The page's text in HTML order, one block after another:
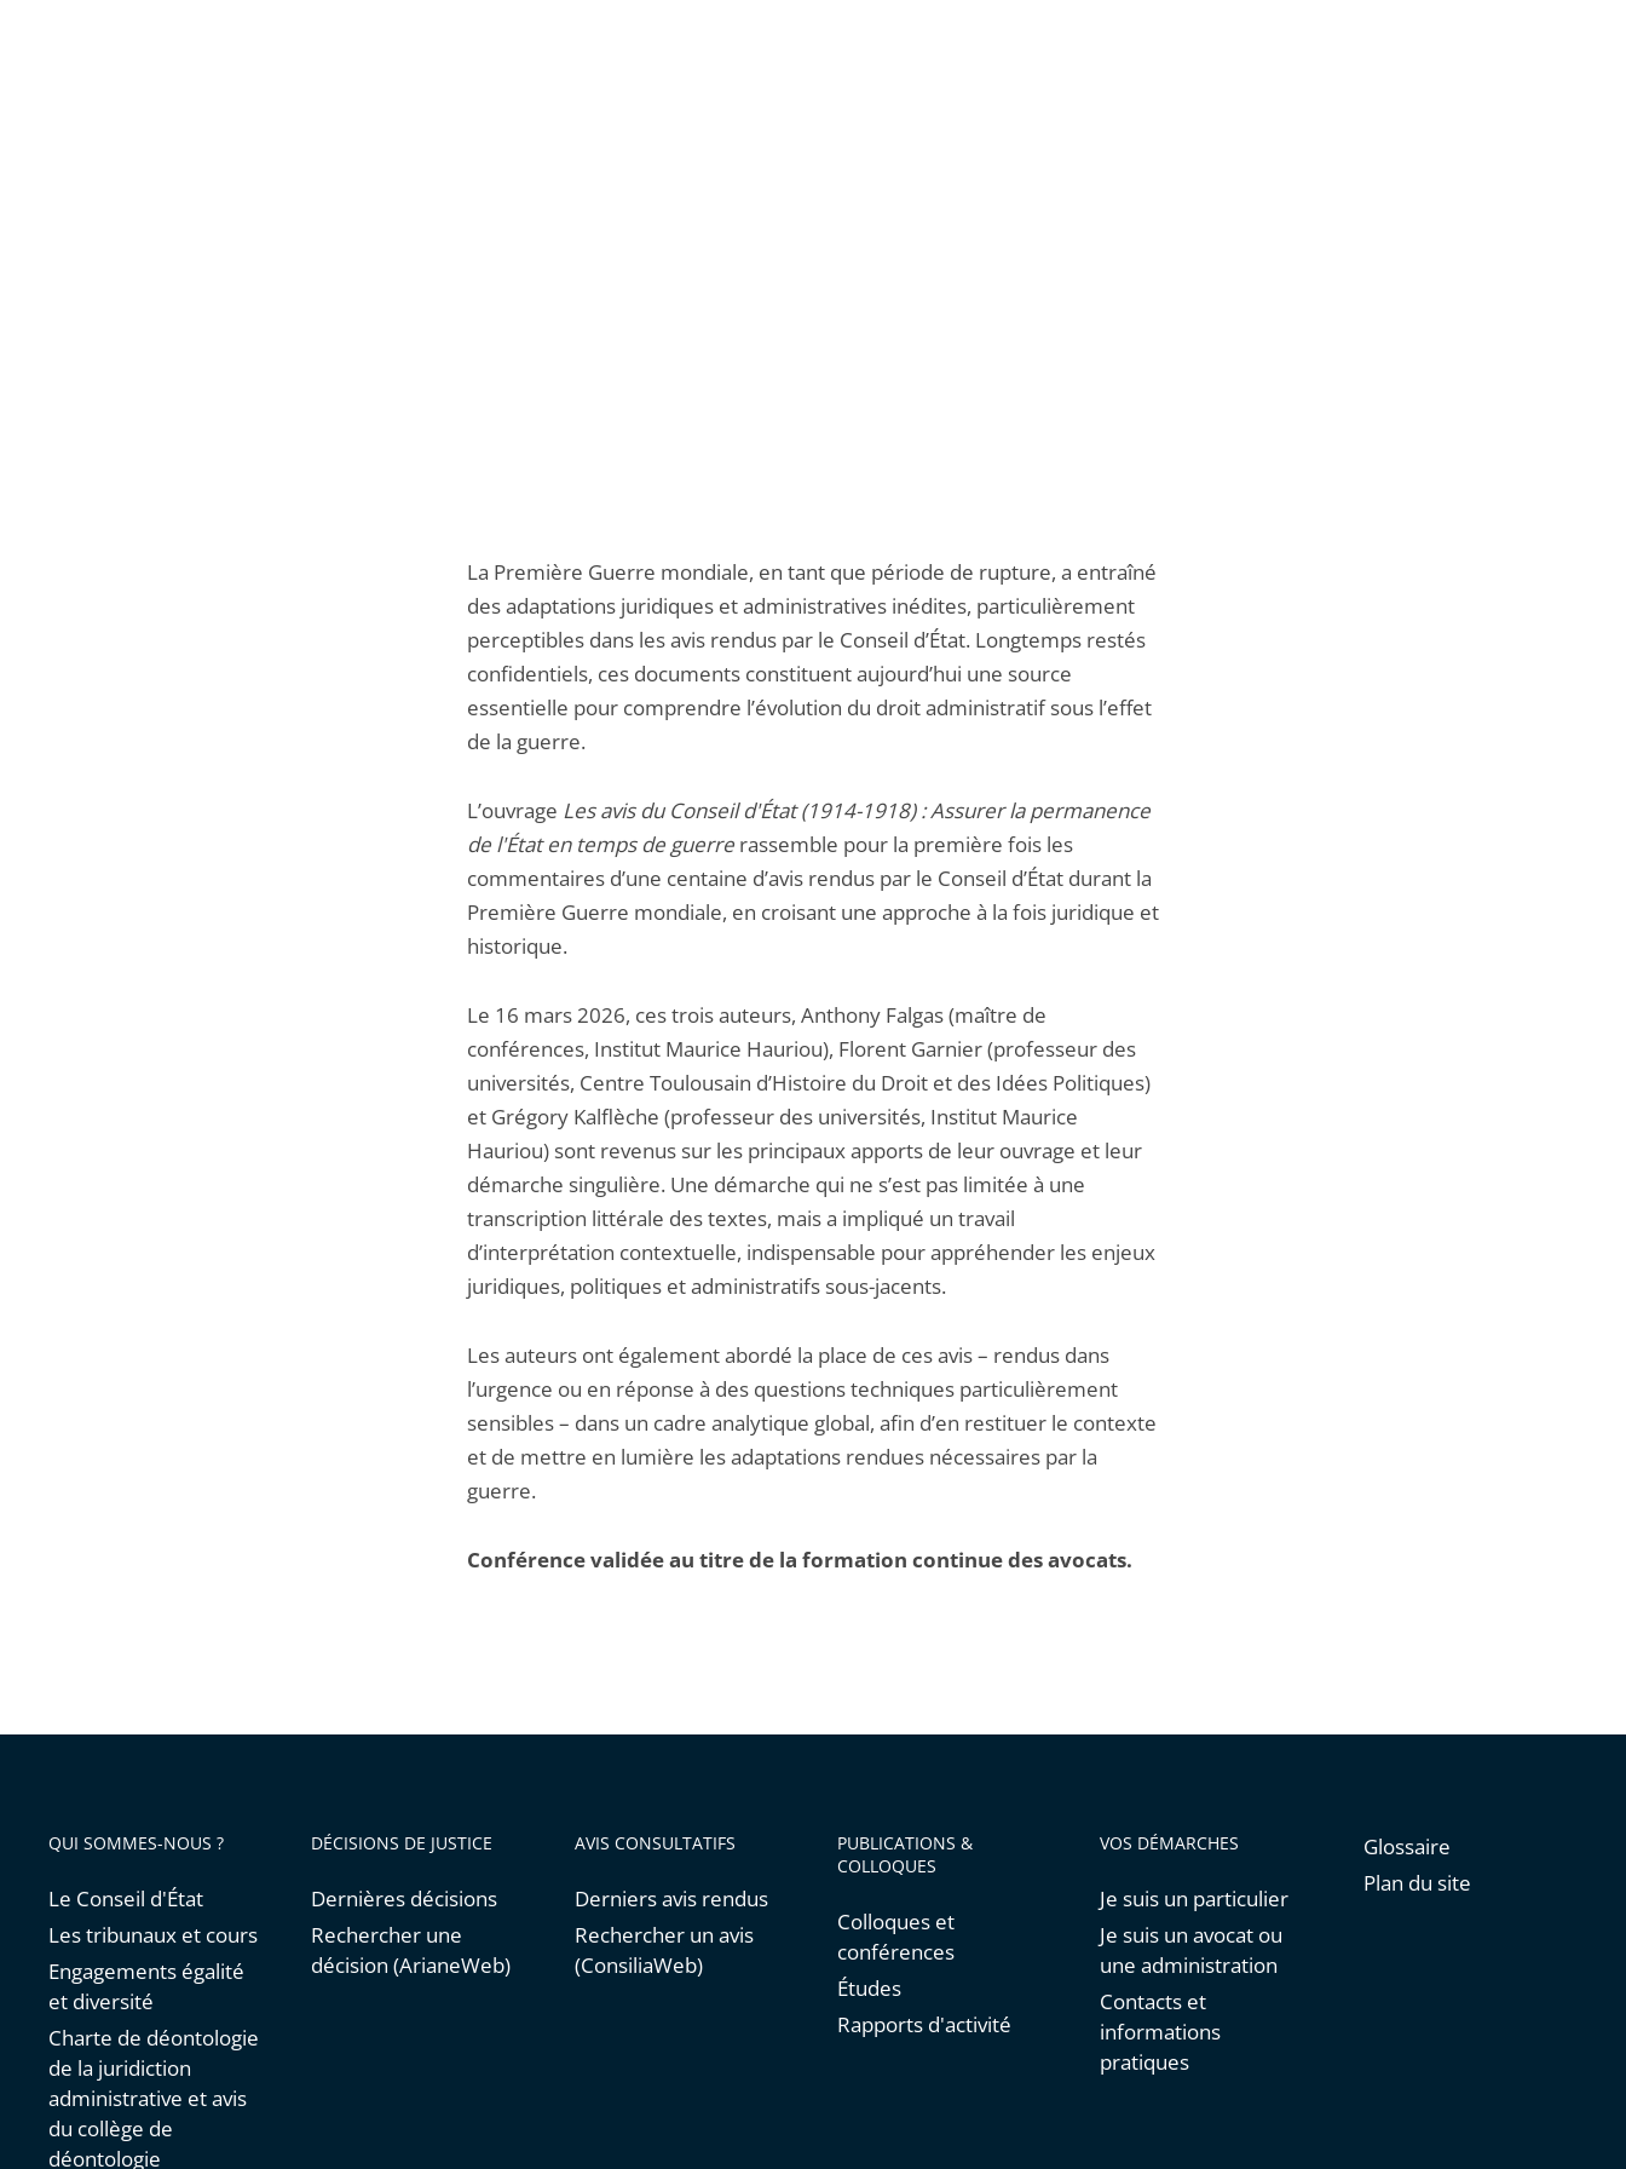
La Première Guerre mondiale, en tant que période de rupture, a entraîné
des adaptations juridiques et administratives inédites, particulièrement
perceptibles dans les avis rendus par le Conseil d’État. Longtemps restés
confidentiels, ces documents constituent aujourd’hui une source
essentielle pour comprendre l’évolution du droit administratif sous l’effet
de la guerre.
L’ouvrage Les avis du Conseil d'État (1914-1918) : Assurer la permanence
de l'État en temps de guerre rassemble pour la première fois les
commentaires d’une centaine d’avis rendus par le Conseil d’État durant la
Première Guerre mondiale, en croisant une approche à la fois juridique et
historique.
Le 16 mars 2026, ces trois auteurs, Anthony Falgas (maître de
conférences, Institut Maurice Hauriou), Florent Garnier (professeur des
universités, Centre Toulousain d’Histoire du Droit et des Idées Politiques)
et Grégory Kalflèche (professeur des universités, Institut Maurice
Hauriou) sont revenus sur les principaux apports de leur ouvrage et leur
démarche singulière. Une démarche qui ne s’est pas limitée à une
transcription littérale des textes, mais a impliqué un travail
d’interprétation contextuelle, indispensable pour appréhender les enjeux
juridiques, politiques et administratifs sous-jacents.
Les auteurs ont également abordé la place de ces avis – rendus dans
l’urgence ou en réponse à des questions techniques particulièrement
sensibles – dans un cadre analytique global, afin d’en restituer le contexte
et de mettre en lumière les adaptations rendues nécessaires par la
guerre.
Conférence validée au titre de la formation continue des avocats.
QUI SOMMES-NOUS ?
Le Conseil d'État
Les tribunaux et cours
Engagements égalité
et diversité
Charte de déontologie
de la juridiction
administrative et avis
du collège de
déontologie
DÉCISIONS DE JUSTICE
Dernières décisions
Rechercher une
décision (ArianeWeb)
AVIS CONSULTATIFS
Derniers avis rendus
Rechercher un avis
(ConsiliaWeb)
PUBLICATIONS &
COLLOQUES
Colloques et
conférences
Études
Rapports d'activité
VOS DÉMARCHES
Je suis un particulier
Je suis un avocat ou
une administration
Contacts et
informations
pratiques
Glossaire
Plan du site